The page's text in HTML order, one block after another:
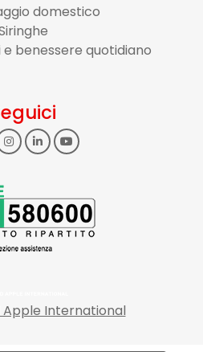
domestico
benessere quotidiano
Apple International